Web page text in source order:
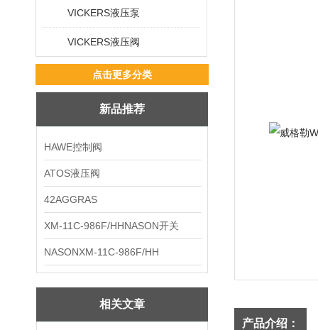
VICKERS液压泵
VICKERS液压阀
点击更多分类
新品推荐
HAWE控制阀
ATOS液压阀
42AGGRAS
XM-11C-986F/HHNASON开关
NASONXM-11C-986F/HH
相关文章
产品介绍：